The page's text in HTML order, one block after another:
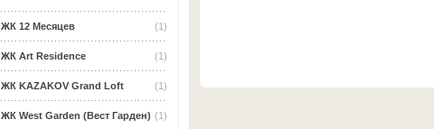
(1)
ЖК 12 Месяцев
(1)
ЖК Art Residence
(1)
ЖК KAZAKOV Grand Loft
(1)
ЖК West Garden (Вест Гарден)